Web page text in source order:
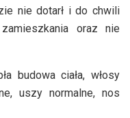
nie dotarł i do chwili
oraz nie
budowa ciała, włosy
uszy normalne, nos